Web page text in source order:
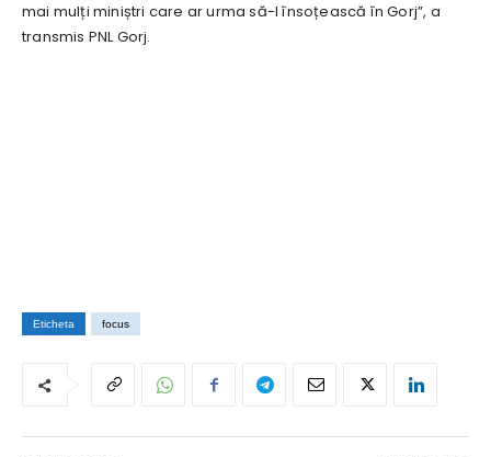
mai mulți miniștri care ar urma să-l însoțească în Gorj”, a
transmis PNL Gorj.
Eticheta focus